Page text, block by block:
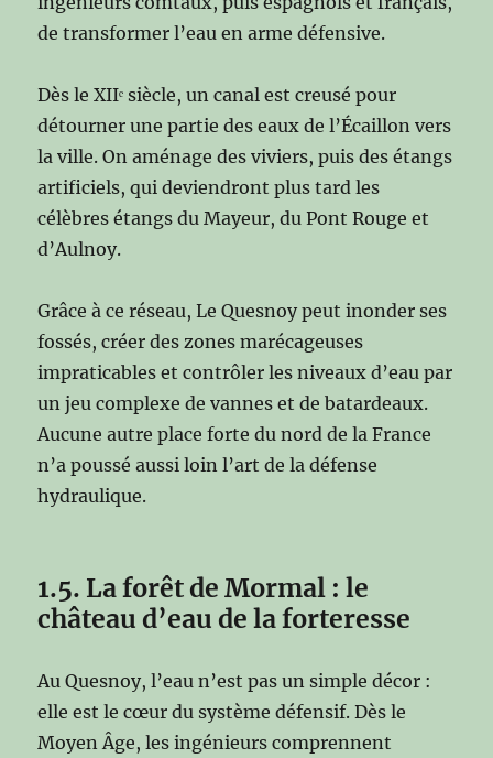
de transformer l’eau en arme défensive.
Dès le XIIᵉ siècle, un canal est creusé pour
détourner une partie des eaux de l’Écaillon vers
la ville. On aménage des viviers, puis des étangs
artificiels, qui deviendront plus tard les
célèbres étangs du Mayeur, du Pont Rouge et
d’Aulnoy.
Grâce à ce réseau, Le Quesnoy peut inonder ses
fossés, créer des zones marécageuses
impraticables et contrôler les niveaux d’eau par
un jeu complexe de vannes et de batardeaux.
Aucune autre place forte du nord de la France
n’a poussé aussi loin l’art de la défense
hydraulique.
1.5. La forêt de Mormal : le
château d’eau de la forteresse
Au Quesnoy, l’eau n’est pas un simple décor :
elle est le cœur du système défensif. Dès le
Moyen Âge, les ingénieurs comprennent